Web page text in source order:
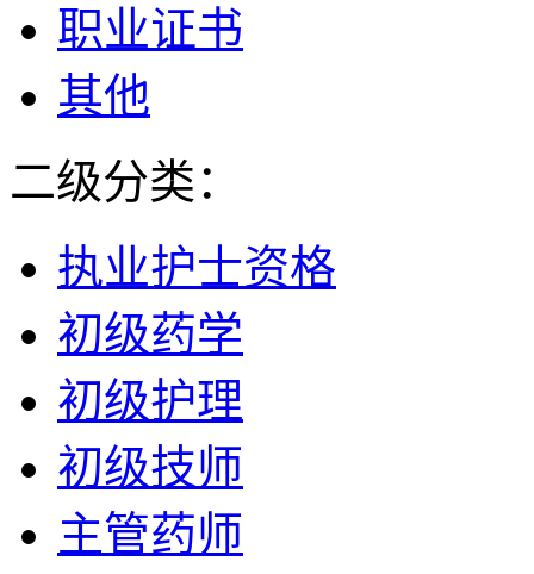
职业证书
其他
二级分类：
执业护士资格
初级药学
初级护理
初级技师
主管药师